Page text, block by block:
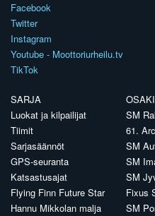
Facebook
Twitter
Instagram
Youtube - Moottoriurheilu.tv
TikTok
SARJA
Luokat ja kilpailijat
Tiimit
Sarjasäännöt
GPS-seuranta
Katsastusajat
Flying Finn Future Star
Hannu Mikkolan malja
SM
61.
SM
SM
SM
Fixus
SM